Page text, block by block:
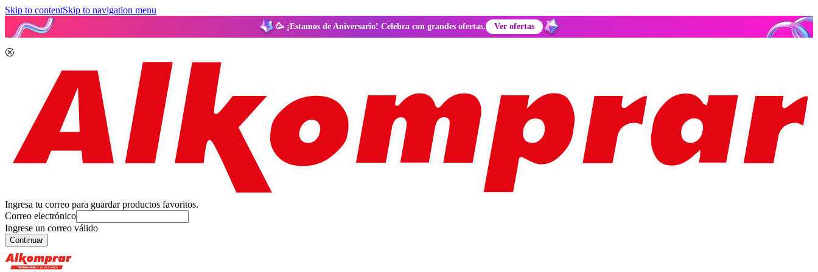
Skip to contentSkip to navigation menu
🥳 ¡Estamos de Aniversario! Celebra con grandes ofertas. Ver ofertas
Ingresa tu correo para guardar productos favoritos.
Correo electrónico
Ingrese un correo válido
Continuar